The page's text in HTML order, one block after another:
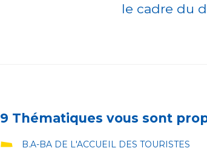
le cadre du
9 Thématiques vous sont
B.A-BA DE L'ACCUEIL DES TOURISTES